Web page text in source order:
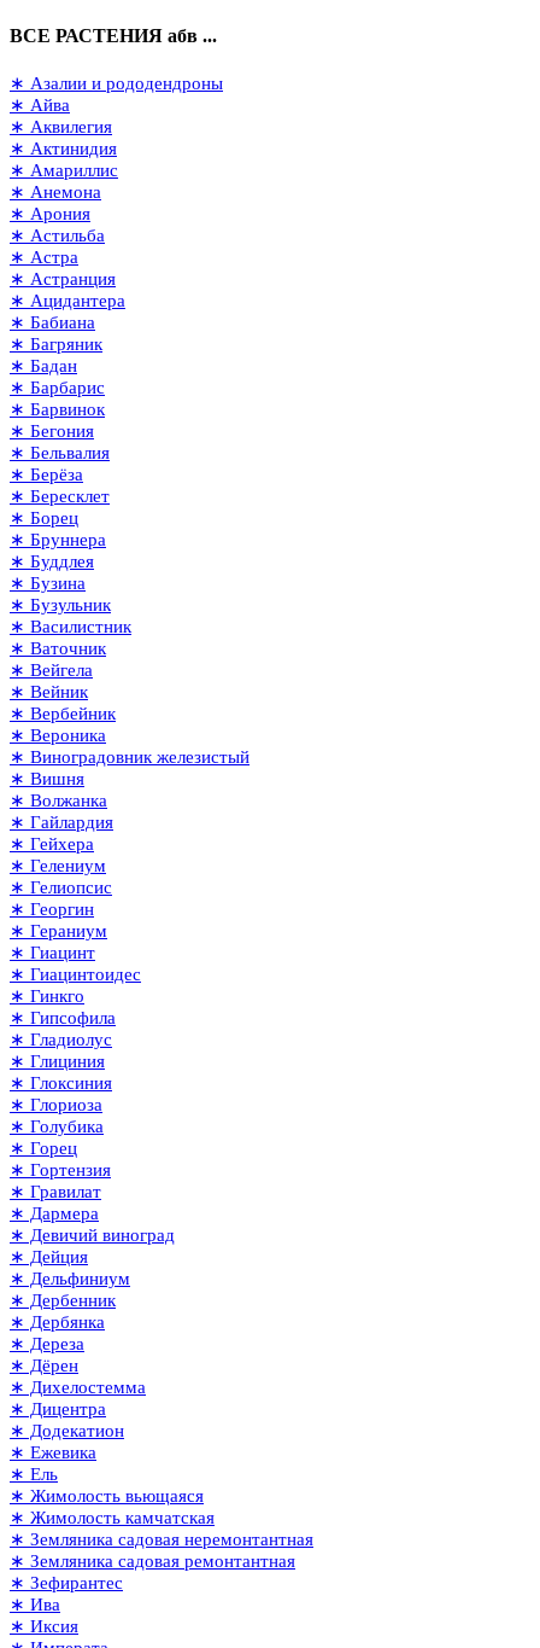
ВСЕ РАСТЕНИЯ абв ...
∗ Азалии и рододендроны
∗ Айва
∗ Аквилегия
∗ Актинидия
∗ Амариллис
∗ Анемона
∗ Арония
∗ Астильба
∗ Астра
∗ Астранция
∗ Ацидантера
∗ Бабиана
∗ Багряник
∗ Бадан
∗ Барбарис
∗ Барвинок
∗ Бегония
∗ Бельвалия
∗ Берёза
∗ Бересклет
∗ Борец
∗ Бруннера
∗ Буддлея
∗ Бузина
∗ Бузульник
∗ Василистник
∗ Ваточник
∗ Вейгела
∗ Вейник
∗ Вербейник
∗ Вероника
∗ Виноградовник железистый
∗ Вишня
∗ Волжанка
∗ Гайлардия
∗ Гейхера
∗ Гелениум
∗ Гелиопсис
∗ Георгин
∗ Гераниум
∗ Гиацинт
∗ Гиацинтоидес
∗ Гинкго
∗ Гипсофила
∗ Гладиолус
∗ Глициния
∗ Глоксиния
∗ Глориоза
∗ Голубика
∗ Горец
∗ Гортензия
∗ Гравилат
∗ Дармера
∗ Девичий виноград
∗ Дейция
∗ Дельфиниум
∗ Дербенник
∗ Дербянка
∗ Дереза
∗ Дёрен
∗ Дихелостемма
∗ Дицентра
∗ Додекатион
∗ Ежевика
∗ Ель
∗ Жимолость вьющаяся
∗ Жимолость камчатская
∗ Земляника садовая неремонтантная
∗ Земляника садовая ремонтантная
∗ Зефирантес
∗ Ива
∗ Иксия